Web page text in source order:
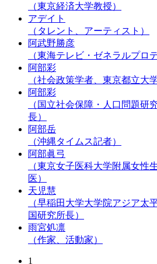
（東京経済大学教授）
アデイト
（タレント、アーティスト）
阿武野勝彦
（東海テレビ・ゼネラルプロ
阿部彩
（社会政策学者、東京都立大
阿部彩
（国立社会保障・人口問題研
長）
阿部岳
（沖縄タイムス記者）
阿部眞弓
（東京女子医科大学附属女性
医）
天児慧
（早稲田大学大学院アジア太
国研究所長）
雨宮処凛
（作家、活動家）
1